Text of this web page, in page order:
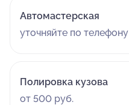
Автомастерская
уточняйте по телефону
Полировка кузова
от 500 руб.